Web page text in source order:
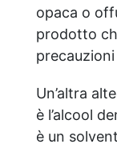
opaca o
prodotto
precauzioni
Un’altra
è l’alcool
è un